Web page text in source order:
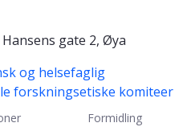
gate 2, Øya
og helsefaglig
forskningsetiske komiteer
Formidling